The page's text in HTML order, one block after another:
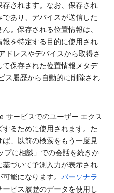
されます。なお、保存され
あり、デバイスが送信した
。保存される位置情報は、
を特定する目的に使用され
ドレスやデバイスから取得さ
保存された位置情報メタデ
ス履歴から自動的に削除され
サービスでのユーザー エクス
るために使用されます。た
、以前の検索をもう一度見
プに相談」での会話を続きか
づいて予測入力が表示され
能になります。 パーソナラ
ビス履歴のデータを使用し